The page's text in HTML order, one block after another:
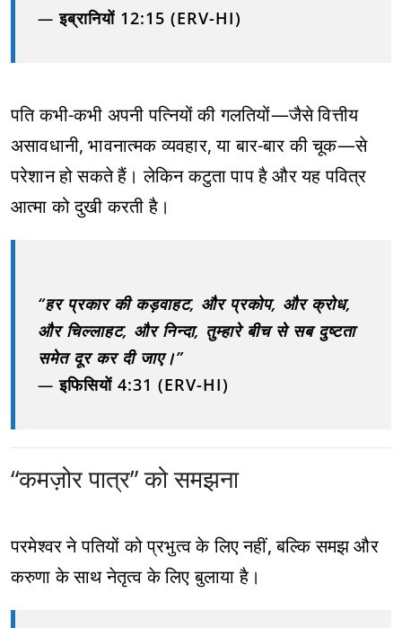
—इब्रानियों 12:15 (ERV-HI)
पति कभी-कभी अपनी पत्नियों की गलतियों—जैसे वित्तीय
असावधानी, भावनात्मक व्यवहार, या बार-बार की चूक—से
परेशान हो सकते हैं। लेकिन कटुता पाप है और यह पवित्र
आत्मा को दुखी करती है।
“हर प्रकार की कड़वाहट, और प्रकोप, और क्रोध,
और चिल्लाहट, और निन्दा, तुम्हारे बीच से सब दुष्टता
समेत दूर कर दी जाए।”
—इफिसियों 4:31 (ERV-HI)
“कमज़ोर पात्र” को समझना
परमेश्वर ने पतियों को प्रभुत्व के लिए नहीं, बल्कि समझ और
करुणा के साथ नेतृत्व के लिए बुलाया है।